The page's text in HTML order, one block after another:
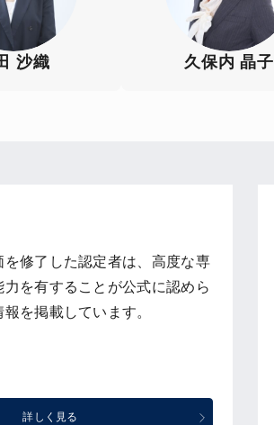
沙織 久保内 晶子
を修了した認定者は、高度な専
力を有することが公式に認めら
を掲載しています。
詳しく見る